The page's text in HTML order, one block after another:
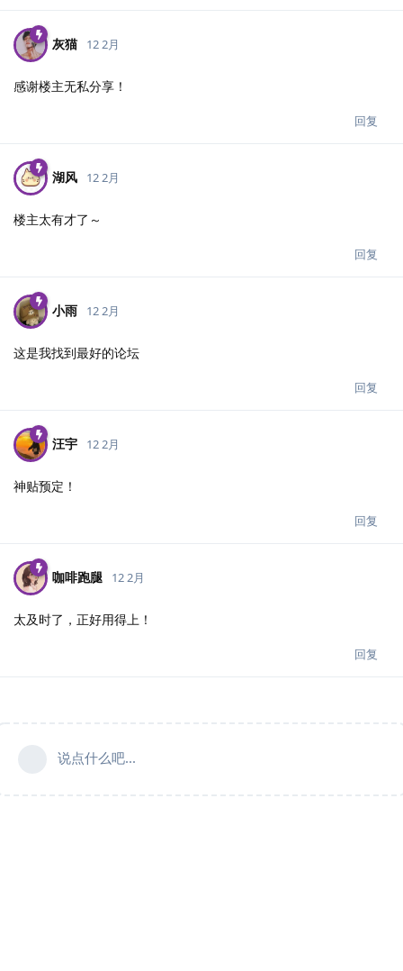
灰猫 12 2月
感谢楼主无私分享！
回复
湖风 12 2月
楼主太有才了～
回复
小雨 12 2月
这是我找到最好的论坛
回复
汪宇 12 2月
神贴预定！
回复
咖啡跑腿 12 2月
太及时了，正好用得上！
回复
说点什么吧...